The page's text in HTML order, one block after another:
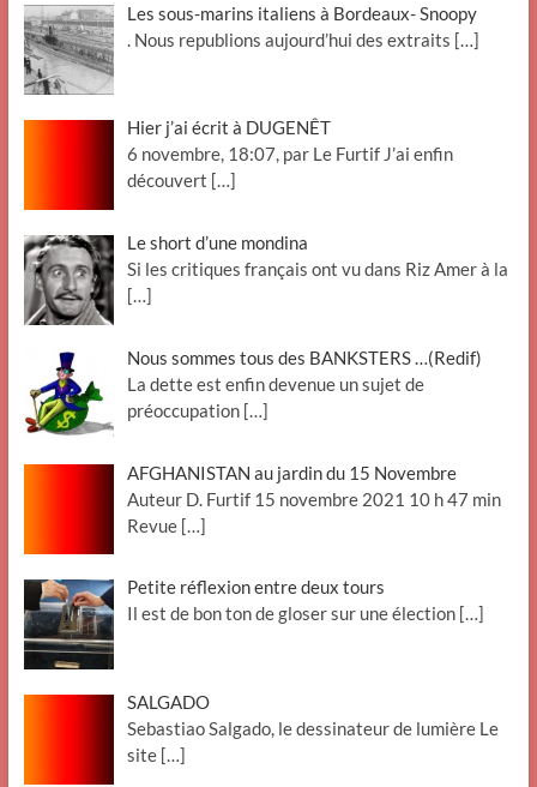
Les sous-marins italiens à Bordeaux- Snoopy
. Nous republions aujourd’hui des extraits […]
Hier j’ai écrit à DUGENÊT
6 novembre, 18:07, par Le Furtif J’ai enfin
découvert […]
Le short d’une mondina
Si les critiques français ont vu dans Riz Amer à la
[…]
Nous sommes tous des BANKSTERS …(Redif)
La dette est enfin devenue un sujet de
préoccupation […]
AFGHANISTAN au jardin du 15 Novembre
Auteur D. Furtif 15 novembre 2021 10 h 47 min
Revue […]
Petite réflexion entre deux tours
Il est de bon ton de gloser sur une élection […]
SALGADO
Sebastiao Salgado, le dessinateur de lumière Le
site […]